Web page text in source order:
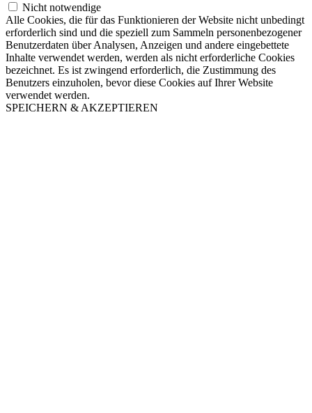
Nicht notwendige
Alle Cookies, die für das Funktionieren der Website nicht unbedingt
erforderlich sind und die speziell zum Sammeln personenbezogener
Benutzerdaten über Analysen, Anzeigen und andere eingebettete
Inhalte verwendet werden, werden als nicht erforderliche Cookies
bezeichnet. Es ist zwingend erforderlich, die Zustimmung des
Benutzers einzuholen, bevor diese Cookies auf Ihrer Website
verwendet werden.
SPEICHERN & AKZEPTIEREN